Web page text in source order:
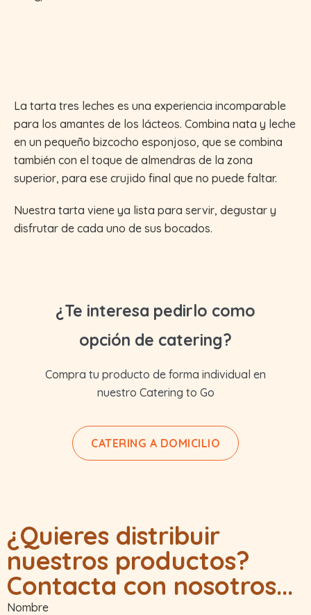
La tarta tres leches es una experiencia incomparable
para los amantes de los lácteos. Combina nata y leche
en un pequeño bizcocho esponjoso, que se combina
también con el toque de almendras de la zona
superior, para ese crujido final que no puede faltar.
Nuestra tarta viene ya lista para servir, degustar y
disfrutar de cada uno de sus bocados.
¿Te interesa pedirlo como
opción de catering?
Compra tu producto de forma individual en
nuestro Catering to Go
CATERING A DOMICILIO
¿Quieres distribuir
nuestros productos?
Contacta con nosotros...
Nombre